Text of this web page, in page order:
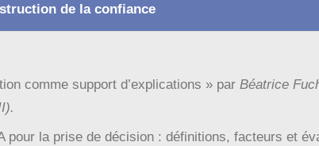
de la confiance
comme support d’explications » par Béatrice
pour la prise de décision : définitions, facteurs et é